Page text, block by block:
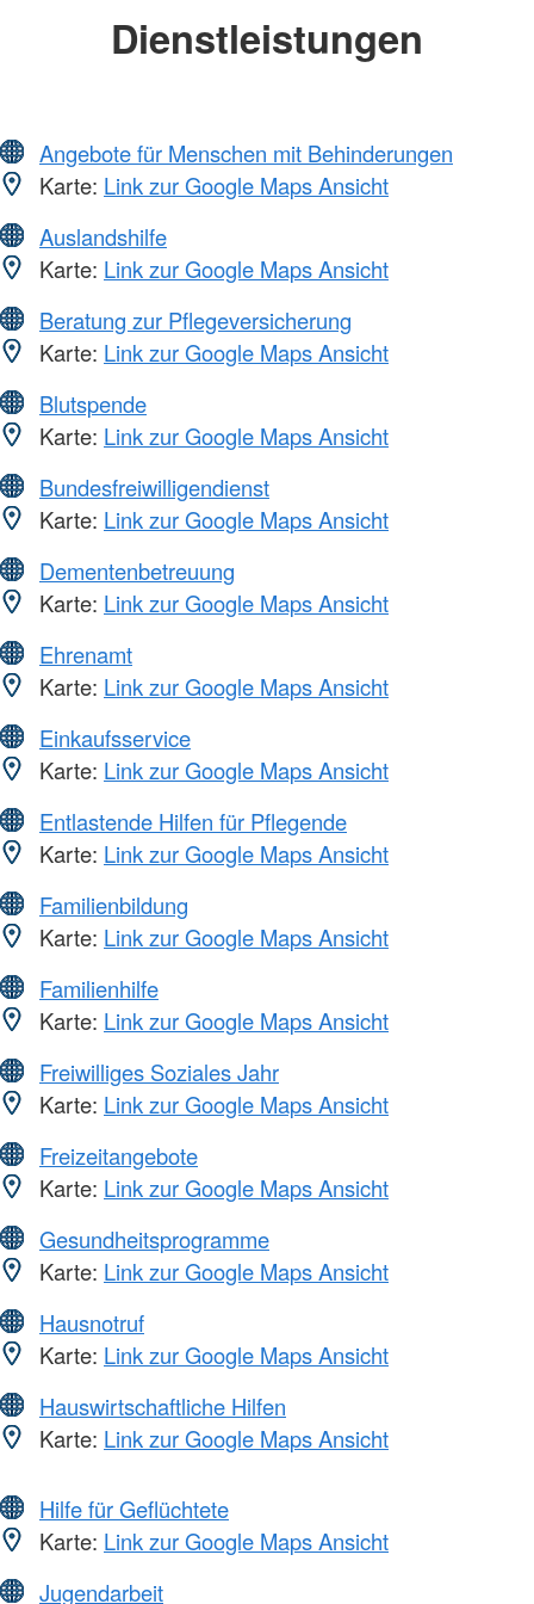
Dienstleistungen
Angebote für Menschen mit Behinderungen
Karte: Link zur Google Maps Ansicht
Auslandshilfe
Karte: Link zur Google Maps Ansicht
Beratung zur Pflegeversicherung
Karte: Link zur Google Maps Ansicht
Blutspende
Karte: Link zur Google Maps Ansicht
Bundesfreiwilligendienst
Karte: Link zur Google Maps Ansicht
Dementenbetreuung
Karte: Link zur Google Maps Ansicht
Ehrenamt
Karte: Link zur Google Maps Ansicht
Einkaufsservice
Karte: Link zur Google Maps Ansicht
Entlastende Hilfen für Pflegende
Karte: Link zur Google Maps Ansicht
Familienbildung
Karte: Link zur Google Maps Ansicht
Familienhilfe
Karte: Link zur Google Maps Ansicht
Freiwilliges Soziales Jahr
Karte: Link zur Google Maps Ansicht
Freizeitangebote
Karte: Link zur Google Maps Ansicht
Gesundheitsprogramme
Karte: Link zur Google Maps Ansicht
Hausnotruf
Karte: Link zur Google Maps Ansicht
Hauswirtschaftliche Hilfen
Karte: Link zur Google Maps Ansicht
Hilfe für Geflüchtete
Karte: Link zur Google Maps Ansicht
Jugendarbeit